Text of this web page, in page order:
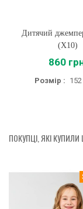
Дитячий
(X10)
860
Розмір : 152
ПОКУПЦІ, ЯКІ